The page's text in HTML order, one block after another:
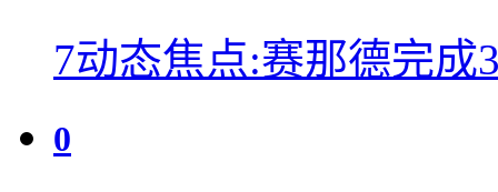
7动态焦点:赛那德完成
0